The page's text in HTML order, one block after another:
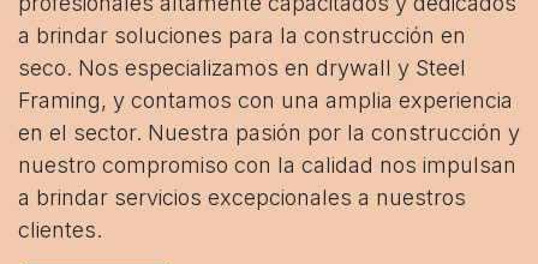
a brindar soluciones para la construcción en
seco. Nos especializamos en drywall y Steel
Framing, y contamos con una amplia experiencia
en el sector. Nuestra pasión por la construcción y
nuestro compromiso con la calidad nos impulsan
a brindar servicios excepcionales a nuestros
clientes.